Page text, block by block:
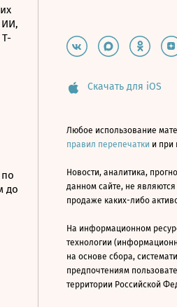
до
Скачать для iOS
Любое использование
правил перепечатки и при
Новости, аналитика,
данном сайте, не
продаже каких-либо
На информационном
технологии
на основе сбора,
предпочтениям
территории Российской